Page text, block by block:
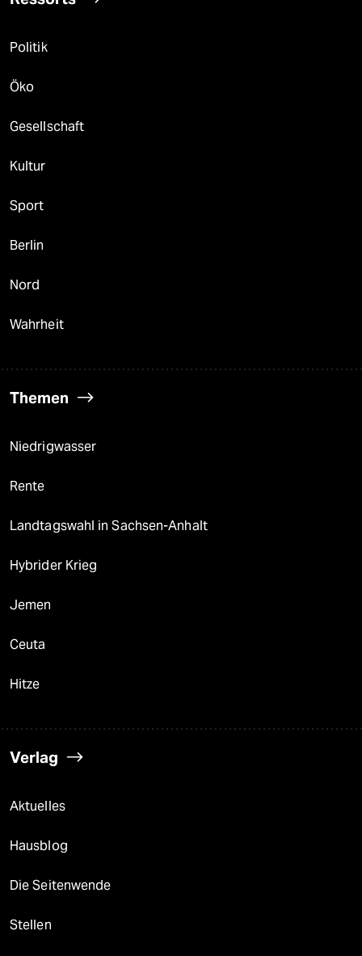
Politik
Öko
Gesellschaft
Kultur
Sport
Berlin
Nord
Wahrheit
Themen
Niedrigwasser
Rente
Landtagswahl in Sachsen-Anhalt
Hybrider Krieg
Jemen
Ceuta
Hitze
Verlag
Aktuelles
Hausblog
Die Seitenwende
Stellen